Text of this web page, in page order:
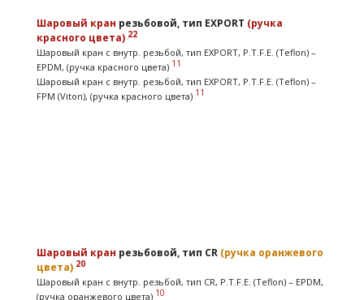
Шаровый кран резьбовой, тип EXPORT (ручка
красного цвета) 22
Шаровый кран с внутр. резьбой, тип EXPORT, P.T.F.E. (Teflon) –
EPDM, (ручка красного цвета) 11
Шаровый кран с внутр. резьбой, тип EXPORT, P.T.F.E. (Teflon) –
FPM (Viton), (ручка красного цвета) 11
Шаровый кран резьбовой, тип CR (ручка оранжевого
цвета) 20
Шаровый кран с внутр. резьбой, тип CR, P.T.F.E. (Teflon) – EPDM,
(ручка оранжевого цвета) 10